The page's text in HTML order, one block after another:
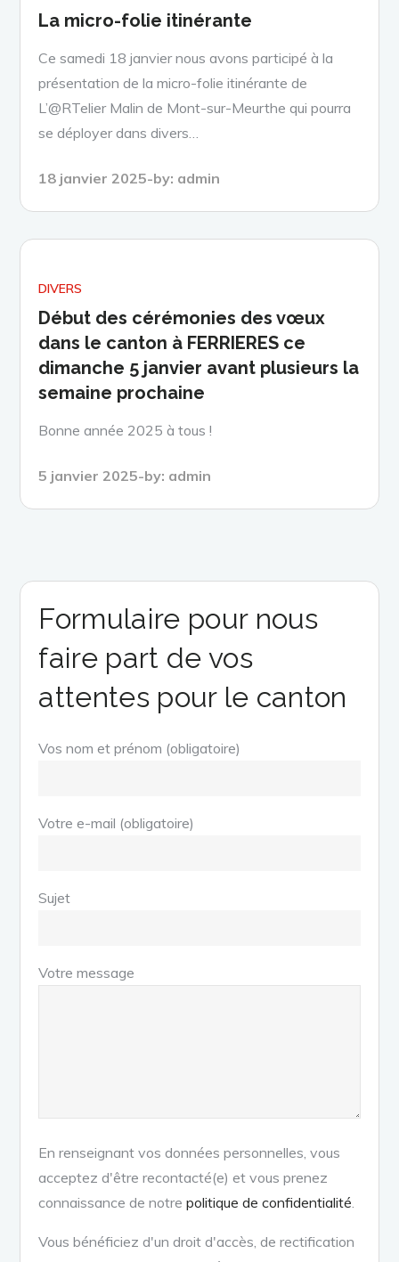
La micro-folie itinérante
Ce samedi 18 janvier nous avons participé à la
présentation de la micro-folie itinérante de
L’@RTelier Malin de Mont-sur-Meurthe qui pourra
se déployer dans divers…
Posted
18 janvier 2025 by: admin
DIVERS
Début des cérémonies des vœux
dans le canton à FERRIERES ce
dimanche 5 janvier avant plusieurs la
semaine prochaine
Bonne année 2025 à tous !
Posted
5 janvier 2025 by: admin
Formulaire pour nous
faire part de vos
attentes pour le canton
Vos nom et prénom (obligatoire)
Votre e-mail (obligatoire)
Sujet
Votre message
En renseignant vos données personnelles, vous
acceptez d'être recontacté(e) et vous prenez
connaissance de notrepolitique de confidentialité
Vous bénéficiez d'un droit d'accès, de rectification